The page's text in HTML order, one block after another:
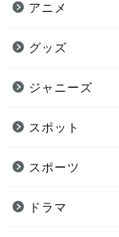
アニメ
グッズ
ジャニーズ
スポット
スポーツ
ドラマ